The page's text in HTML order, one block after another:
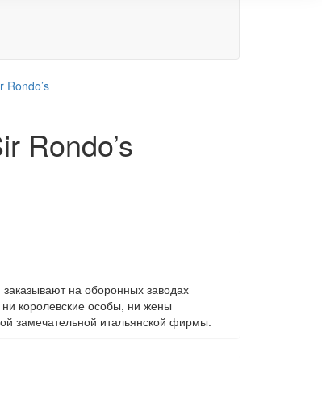
Rondo’s
на оборонных заводах
королевские особы, ни жены
замечательной итальянской фирмы.